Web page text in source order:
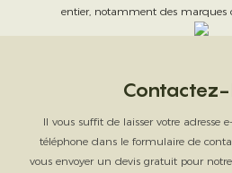
entier, notamment des marques
Il vous suffit de laisser votre adresse
téléphone dans le formulaire de
vous envoyer un devis gratuit pour